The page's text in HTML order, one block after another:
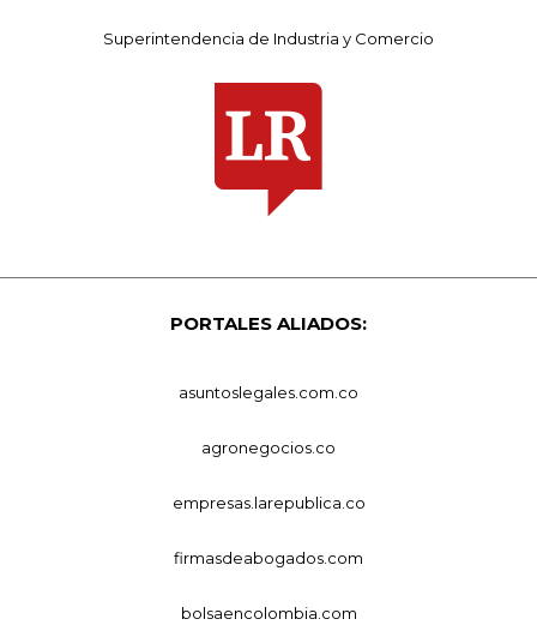
Superintendencia de Industria y Comercio
PORTALES ALIADOS:
asuntoslegales.com.co
agronegocios.co
empresas.larepublica.co
firmasdeabogados.com
bolsaencolombia.com